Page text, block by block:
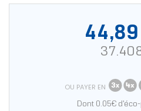
37.408
OU PAYER EN
Dont 0.05€